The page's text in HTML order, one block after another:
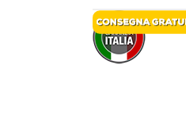
Shop in
Vai
alla
fine
della
Vai
all'inizio
della
galleria